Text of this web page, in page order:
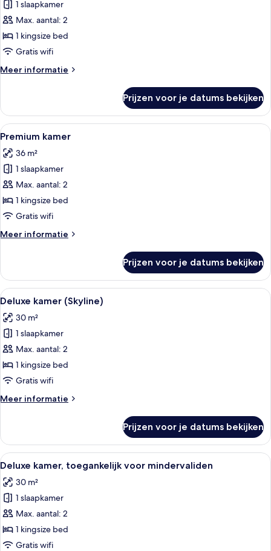
Deluxe
kamer
laden
1 slaapkamer
Max. aantal: 2
1 kingsize bed
Gratis wifi
Meer informatie
Meer
kamer
Prijzen voor je datums bekijken
Alle
foto's
voor
Premium
kamer
laden
Een moderne hotelkamer met een
7
Premium kamer
36 m²
1 slaapkamer
Max. aantal: 2
1 kingsize bed
Gratis wifi
Meer informatie
Meer
kamer
Prijzen voor je datums bekijken
Alle
foto's
voor
Deluxe
kamer
(Skyline)
laden
Een moderne hotelkamer met een
7
Deluxe kamer (Skyline)
30 m²
1 slaapkamer
Max. aantal: 2
1 kingsize bed
Gratis wifi
Meer informatie
Meer
kamer
(Skyline)
Prijzen voor je datums bekijken
Alle
foto's
voor
Deluxe
kamer,
toegankelijk
voor
Een moderne slaapkamer met een
6
Deluxe kamer, toegankelijk voor mindervaliden
30 m²
1 slaapkamer
Max. aantal: 2
1 kingsize bed
Gratis wifi